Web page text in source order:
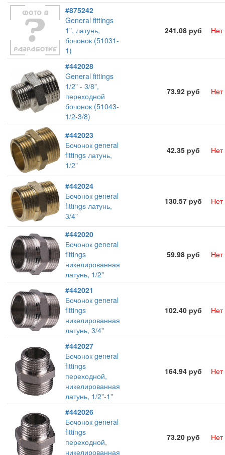
#875242
General fittings
1", латунь,
бочонок (51031-
1)
241.08 руб Нет
#442028
General fittings
1/2" - 3/8",
переходной
бочонок (51043-
1/2-3/8)
73.92 руб Нет
#442023
Бочонок general
fittings латунь,
1/2"
42.35 руб Нет
#442024
Бочонок general
fittings латунь,
3/4"
130.57 руб Нет
#442020
Бочонок general
fittings
никелированная
латунь, 1/2"
59.98 руб Нет
#442021
Бочонок general
fittings
никелированная
латунь, 3/4"
102.40 руб Нет
#442027
Бочонок general
fittings
переходной,
никелированная
латунь, 1/2"-1"
164.94 руб Нет
#442026
Бочонок general
fittings
переходной,
никелированная
73.20 руб Нет